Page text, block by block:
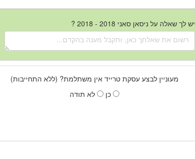
יש לך שאלה על ניסאן סאני 2018 - 2018 ?
מעוניין לבצע עסקת טרייד אין משתלמת? (ללא התחייבות)
כן
לא תודה